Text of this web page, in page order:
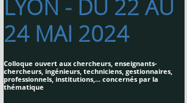
LYON - DU 22 AU
24 MAI 2024
Colloque ouvert aux chercheurs, enseignants-
chercheurs, ingénieurs, techniciens, gestionnaires,
professionnels, institutions,... concernés par la
thématique